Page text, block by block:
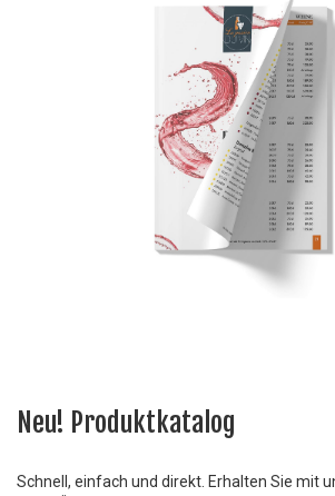
Neu! Produktkatalog
Schnell, einfach und direkt. Erhalten Sie mit